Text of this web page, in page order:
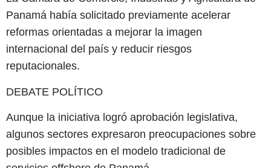
Panamá había solicitado previamente acelerar
reformas orientadas a mejorar la imagen
internacional del país y reducir riesgos
reputacionales.
DEBATE POLÍTICO
Aunque la iniciativa logró aprobación legislativa,
algunos sectores expresaron preocupaciones sobre
posibles impactos en el modelo tradicional de